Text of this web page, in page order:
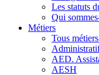
Les statuts
Qui
Métiers
Tous
AED.
AESH